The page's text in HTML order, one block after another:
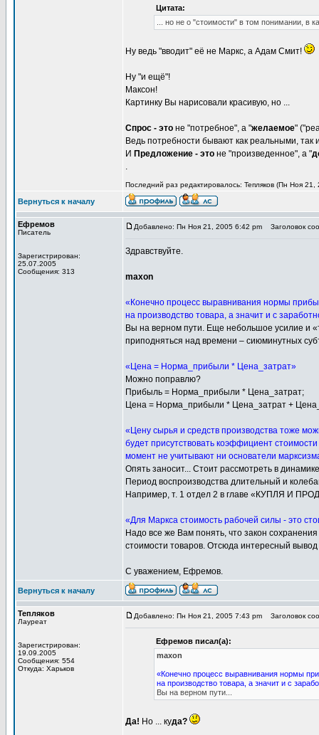
Цитата:
... но не о "стоимости" в том понимании, в
Ну ведь "вводит" её не Маркс, а Адам Смит!
Ну "и ещё"!
Максон!
Картинку Вы нарисовали красивую, но ...
Спрос - это не "потребное", а "желаемое"
Ведь потребности бывают как реальными,
И Предложение - это не "произведенное", а "
.
Последний раз редактировалось: Тепляков (Пн Ноя
Вернуться к началу
Ефремов
Писатель
Зарегистрирован:
25.07.2005
Сообщения: 313
Добавлено: Пн Ноя 21, 2005 6:42 pm Заголовок
Здравствуйте.
maxon
«Конечно процесс выравнивания нормы
на производство товара, а значит и с
Вы на верном пути. Еще небольшое усилие и
приподняться над времени – сиюминутных
«Цена = Норма_прибыли * Цена_затрат»
Можно поправлю?
Прибыль = Норма_прибыли * Цена_затрат;
Цена = Норма_прибыли * Цена_затрат +
«Цену сырья и средств производства тоже
будет присутствовать коэффициент
момент не учитывают ни основатели
Опять заносит... Стоит рассмотреть в
Период воспроизводства длительный и
Например, т. 1 отдел 2 в главе «КУПЛЯ И
«Для Маркса стоимость рабочей силы - это
Надо все же Вам понять, что закон
стоимости товаров. Отсюда интересный
С уважением, Ефремов.
Вернуться к началу
Тепляков
Лауреат
Зарегистрирован:
19.09.2005
Сообщения: 554
Откуда: Харьков
Добавлено: Пн Ноя 21, 2005 7:43 pm Заголовок
Ефремов писал(а):
maxon
«Конечно процесс выравнивания нормы
на производство товара, а значит и с
Вы на верном пути...
Да! Но ... куда?